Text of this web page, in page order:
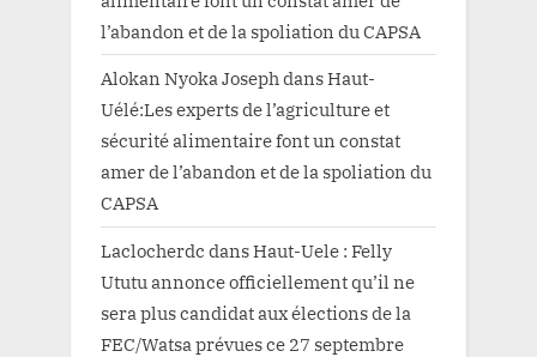
l’abandon et de la spoliation du CAPSA
Alokan Nyoka JosephdansHaut-
Uélé:Les experts de l’agriculture et
sécurité alimentaire font un constat
amer de l’abandon et de la spoliation du
CAPSA
Laclocherdc dansHaut-Uele : Felly
Ututu annonce officiellement qu’il ne
sera plus candidat aux élections de la
FEC/Watsa prévues ce 27 septembre